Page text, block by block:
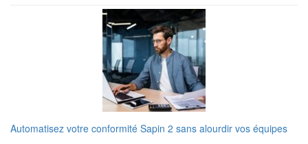
Automatisez votre conformité Sapin 2 sans alourdir vos équipes